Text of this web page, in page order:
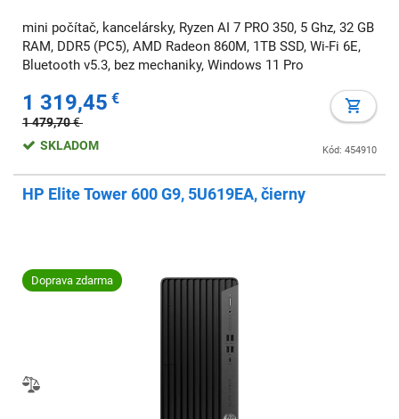
mini počítač, kancelársky, Ryzen AI 7 PRO 350, 5 Ghz, 32 GB
RAM, DDR5 (PC5), AMD Radeon 860M, 1TB SSD, Wi-Fi 6E,
Bluetooth v5.3, bez mechaniky, Windows 11 Pro
1 319,45 €
1 479,70€
Kód: 454910
SKLADOM
HP Elite Tower 600 G9, 5U619EA, čierny
Doprava zdarma